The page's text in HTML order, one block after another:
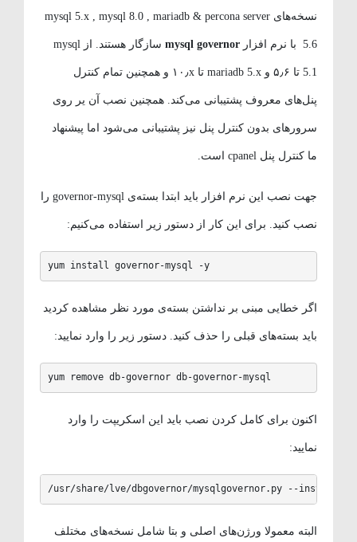
نسخه‌های mysql 5.x , mysql 8.0 , mariadb & percona server
5.6 با نرم افزار mysql governor سازگار هستند. از mysql
5.1 تا ۵٫۶ و mariadb 5.x تا ۱۰٫x و همچنین تمام کنترل
پنل‌های معروف پشتیبانی می‌کند. همچنین نصب آن یر روی
سرورهای بدون کنترل پنل نیز پشتیبانی می‌شود اما پیشنهاد
ما کنترل پنل cpanel است.
جهت نصب این نرم افزار باید ابتدا بسته‌ی governor-mysql را
نصب کنید. برای این کار از دستور زیر استفاده می‌کنیم:
yum install governor-mysql -y
اگر خطایی مبنی بر نداشتن بسته‌ی مورد نظر مشاهده کردید
باید بسته‌های قبلی را حذف کنید. دستور زیر را وارد نمایید:
yum remove db-governor db-governor-mysql
اکنون برای کامل کردن نصب باید این اسکریپت را وارد
نمایید:
/usr/share/lve/dbgovernor/mysqlgovernor.py --install
البته معمولا ورژن‌های اصلی و بتا شامل نسخه‌های مختلف